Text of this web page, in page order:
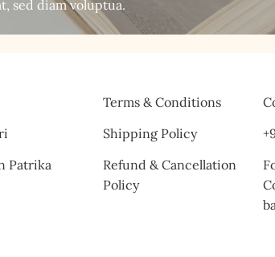
sed diam voluptua.
Patrika
Terms & Conditions
Shipping Policy
Refund & Cancellation
Policy